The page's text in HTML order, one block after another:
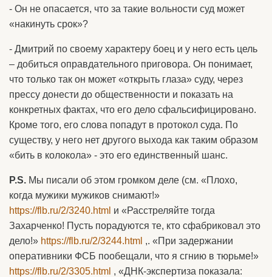
- Он не опасается, что за такие вольности суд может
«накинуть срок»?
- Дмитрий по своему характеру боец и у него есть цель
– добиться оправдательного приговора. Он понимает,
что только так он может «открыть глаза» суду, через
прессу донести до общественности и показать на
конкретных фактах, что его дело сфальсифицировано.
Кроме того, его слова попадут в протокол суда. По
существу, у него нет другого выхода как таким образом
«бить в колокола» - это его единственный шанс.
P.S. Мы писали об этом громком деле (см. «Плохо,
когда мужики мужиков снимают!»
https://flb.ru/2/3240.html и «Расстреляйте тогда
Захарченко! Пусть порадуются те, кто сфабриковал это
дело!» https://flb.ru/2/3244.html ,. «При задержании
оперативники ФСБ пообещали, что я сгнию в тюрьме!»
https://flb.ru/2/3305.html , «ДНК-экспертиза показала: